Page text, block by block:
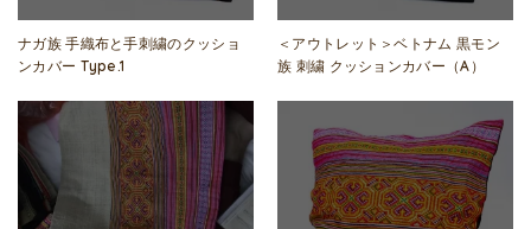
ナガ族 手織布と手刺繍のクッショ
ンカバー Type.1
＜アウトレット＞ベトナム 黒モン
族 刺繍 クッションカバー（A）